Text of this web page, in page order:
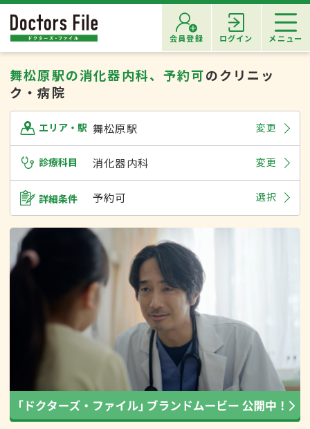
会員登録 ログイン メニュー
舞松原駅の消化器内科、予約可のクリニッ
ク・病院
エリア・駅 舞松原駅 変更
診療科目 消化器内科 変更
詳細条件 予約可 選択